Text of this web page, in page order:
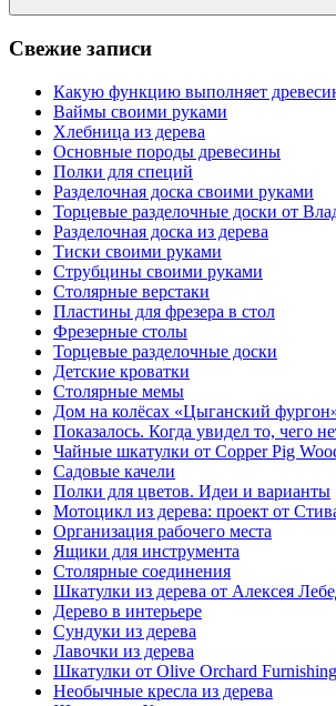
Поиск
Свежие записи
Какую функцию выполняет
Ваймы своими руками
Хлебница из дерева
Основные породы древесины
Полки для специй
Разделочная доска своими руками
Торцевые разделочные доски от
Разделочная доска из дерева
Тиски своими руками
Струбцины своими руками
Столярные верстаки
Пластины для фрезера в стол
Фрезерные столы
Торцевые разделочные доски
Детские кроватки
Столярные мемы
Дом на колёсах «Цыганский
Показалось. Когда увидел то, чего
Чайные шкатулки от Copper Pig
Садовые качели
Полки для цветов. Идеи и варианты
Мотоцикл из дерева: проект от
Организация рабочего места
Ящики для инструмента
Столярные соединения
Шкатулки из дерева от Алексея
Дерево в интерьере
Сундуки из дерева
Лавочки из дерева
Шкатулки от Olive Orchard
Необычные кресла из дерева